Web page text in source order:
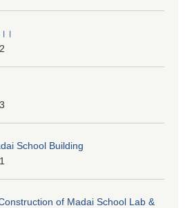
School Building
of Madai School Lab &